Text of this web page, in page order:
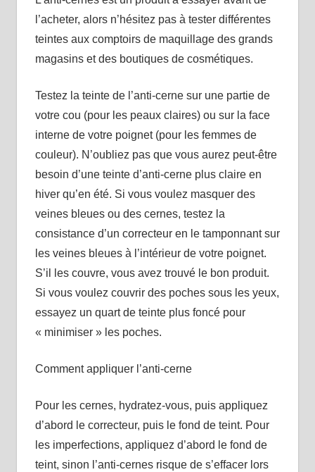
l’acheter, alors n’hésitez pas à tester différentes
teintes aux comptoirs de maquillage des grands
magasins et des boutiques de cosmétiques.
Testez la teinte de l’anti-cerne sur une partie de
votre cou (pour les peaux claires) ou sur la face
interne de votre poignet (pour les femmes de
couleur). N’oubliez pas que vous aurez peut-être
besoin d’une teinte d’anti-cerne plus claire en
hiver qu’en été. Si vous voulez masquer des
veines bleues ou des cernes, testez la
consistance d’un correcteur en le tamponnant sur
les veines bleues à l’intérieur de votre poignet.
S’il les couvre, vous avez trouvé le bon produit.
Si vous voulez couvrir des poches sous les yeux,
essayez un quart de teinte plus foncé pour
« minimiser » les poches.
Comment appliquer l’anti-cerne
Pour les cernes, hydratez-vous, puis appliquez
d’abord le correcteur, puis le fond de teint. Pour
les imperfections, appliquez d’abord le fond de
teint, sinon l’anti-cernes risque de s’effacer lors